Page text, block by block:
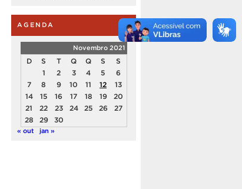
AGENDA
Novembro 2021
D S T Q Q S
S
1
2 3 4 5
6
7
8 9 10 11 12
13
14
15 16 17 18 19
20
21
22 23 24 25 26
27
28
29 30
« out jan »